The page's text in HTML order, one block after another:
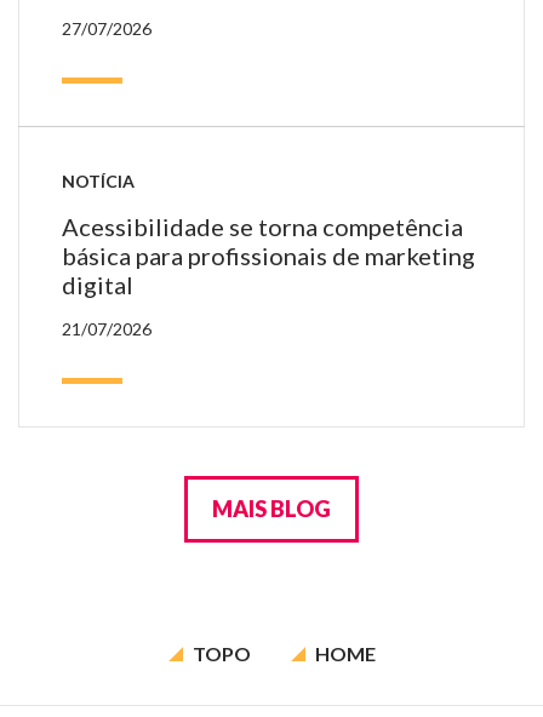
27/07/2026
NOTÍCIA
Acessibilidade se torna competência
básica para profissionais de marketing
digital
21/07/2026
MAIS BLOG
TOPO HOME